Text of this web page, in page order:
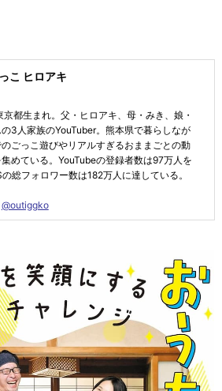
こ ヒロアキ
京都生まれ。父・ヒロアキ、母・みき、娘・
の3人家族のYouTuber。熊本県で暮らしなが
のごっこ遊びやリアルすぎるおままごとの動
めている。YouTubeの登録者数は97万人を
総フォロワー数は182万人に達している。
@outiggko